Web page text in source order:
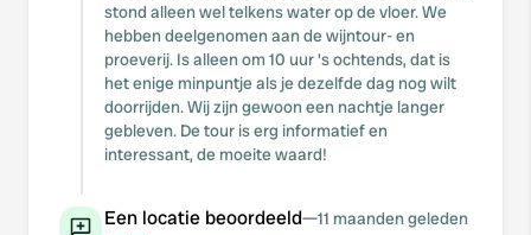
stond alleen wel telkens water op de vloer. We
hebben deelgenomen aan de wijntour- en
proeverij. Is alleen om 10 uur 's ochtends, dat is
het enige minpuntje als je dezelfde dag nog wilt
doorrijden. Wij zijn gewoon een nachtje langer
gebleven. De tour is erg informatief en
interessant, de moeite waard!
Een locatie beoordeeld—11 maanden geleden